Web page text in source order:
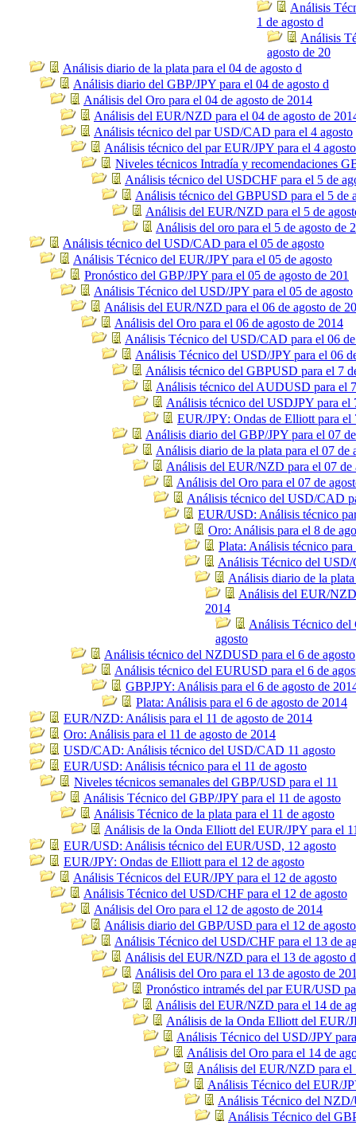
Análisis
1 de agosto d
Análisis
agosto de 20
Análisis diario de la plata para el 04 de agosto d
Análisis diario del GBP/JPY para el 04 de agosto d
Análisis del Oro para el 04 de agosto de 2014
Análisis del EUR/NZD para el 04 de agosto de
Análisis técnico del par USD/CAD para el 4 agosto
Análisis técnico del par EUR/JPY para el 4 agosto
Niveles técnicos Intradía y recomendaciones
Análisis técnico del USDCHF para el 5 de
Análisis técnico del GBPUSD para el 5 de
Análisis del EUR/NZD para el 5 de
Análisis del oro para el 5 de agosto de
Análisis técnico del USD/CAD para el 05 de agosto
Análisis Técnico del EUR/JPY para el 05 de agosto
Pronóstico del GBP/JPY para el 05 de agosto de 201
Análisis Técnico del USD/JPY para el 05 de agosto
Análisis del EUR/NZD para el 06 de agosto de
Análisis del Oro para el 06 de agosto de 2014
Análisis Técnico del USD/CAD para el 06 de
Análisis Técnico del USD/JPY para el 06
Análisis técnico del GBPUSD para el 7
Análisis técnico del AUDUSD para el
Análisis técnico del USDJPY para el
EUR/JPY: Ondas de Elliott para el
Análisis diario del GBP/JPY para el 07
Análisis diario de la plata para el 07 de
Análisis del EUR/NZD para el 07 de
Análisis del Oro para el 07 de
Análisis técnico del USD/CAD
EUR/USD: Análisis técnico
Oro: Análisis para el 8 de
Plata: Análisis técnico para
Análisis Técnico del USD/
Análisis diario de la
Análisis del EUR/
2014
Análisis Técnico del
agosto
Análisis técnico del NZDUSD para el 6 de agosto
Análisis técnico del EURUSD para el 6 de
GBPJPY: Análisis para el 6 de agosto de
Plata: Análisis para el 6 de agosto de 2014
EUR/NZD: Análisis para el 11 de agosto de 2014
Oro: Análisis para el 11 de agosto de 2014
USD/CAD: Análisis técnico del USD/CAD 11 agosto
EUR/USD: Análisis técnico para el 11 de agosto
Niveles técnicos semanales del GBP/USD para el 11
Análisis Técnico del GBP/JPY para el 11 de agosto
Análisis Técnico de la plata para el 11 de agosto
Análisis de la Onda Elliott del EUR/JPY para el
EUR/USD: Análisis técnico del EUR/USD, 12 agosto
EUR/JPY: Ondas de Elliott para el 12 de agosto
Análisis Técnicos del EUR/JPY para el 12 de agosto
Análisis Técnico del USD/CHF para el 12 de agosto
Análisis del Oro para el 12 de agosto de 2014
Análisis diario del GBP/USD para el 12 de
Análisis Técnico del USD/CHF para el 13 de
Análisis del EUR/NZD para el 13 de agosto
Análisis del Oro para el 13 de agosto de
Pronóstico intramés del par EUR/USD
Análisis del EUR/NZD para el 14 de
Análisis de la Onda Elliott del EUR/
Análisis Técnico del USD/JPY
Análisis del Oro para el 14 de
Análisis del EUR/NZD para el
Análisis Técnico del EUR/
Análisis Técnico del NZD/
Análisis Técnico del